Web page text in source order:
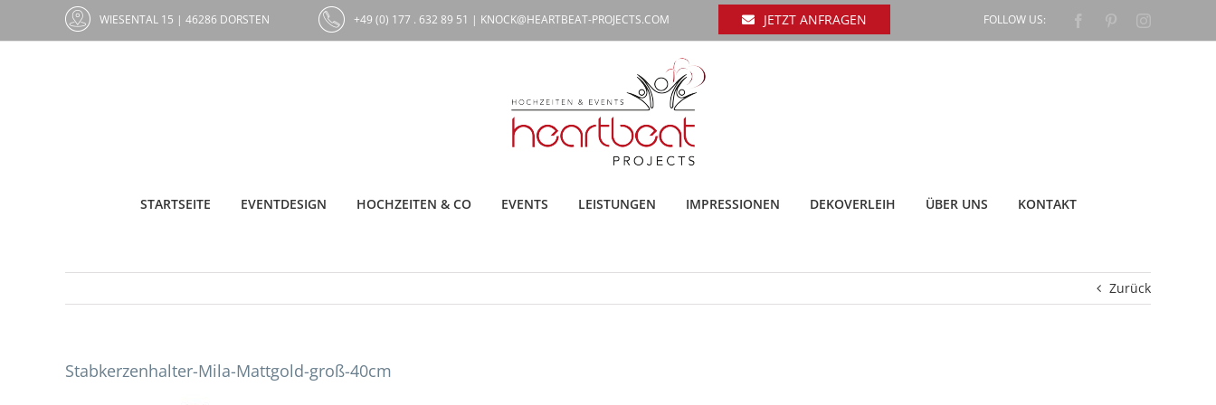
WIESENTAL 15 | 46286 DORSTEN +49 (0) 177 . 632 89 51 | KNOCK@HEARTBEAT-PROJECTS.COM JETZT ANFRAGEN FOLLOW US: FacebookPinterestInstagram
STARTSEITE EVENTDESIGN HOCHZEITEN & CO EVENTS LEISTUNGEN IMPRESSIONEN DEKOVERLEIH ÜBER UNS KONTAKT
Zurück
Stabkerzenhalter-Mila-Mattgold-groß-40cm